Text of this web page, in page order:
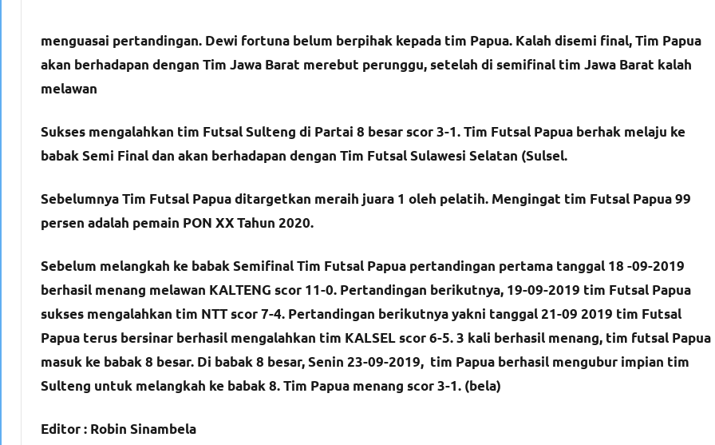
menguasai pertandingan. Dewi fortuna belum berpihak kepada tim Papua. Kalah disemi final, Tim Papua
akan berhadapan dengan Tim Jawa Barat merebut perunggu, setelah di semifinal tim Jawa Barat kalah
melawan
Sukses mengalahkan tim Futsal Sulteng di Partai 8 besar scor 3-1. Tim Futsal Papua berhak melaju ke
babak Semi Final dan akan berhadapan dengan Tim Futsal Sulawesi Selatan (Sulsel.
Sebelumnya Tim Futsal Papua ditargetkan meraih juara 1 oleh pelatih. Mengingat tim Futsal Papua 99
persen adalah pemain PON XX Tahun 2020.
Sebelum melangkah ke babak Semifinal Tim Futsal Papua pertandingan pertama tanggal 18 -09-2019
berhasil menang melawan KALTENG scor 11-0. Pertandingan berikutnya, 19-09-2019 tim Futsal Papua
sukses mengalahkan tim NTT scor 7-4. Pertandingan berikutnya yakni tanggal 21-09 2019 tim Futsal
Papua terus bersinar berhasil mengalahkan tim KALSEL scor 6-5. 3 kali berhasil menang, tim futsal Papua
masuk ke babak 8 besar. Di babak 8 besar, Senin 23-09-2019, tim Papua berhasil mengubur impian tim
Sulteng untuk melangkah ke babak 8. Tim Papua menang scor 3-1. (bela)
Editor : Robin Sinambela